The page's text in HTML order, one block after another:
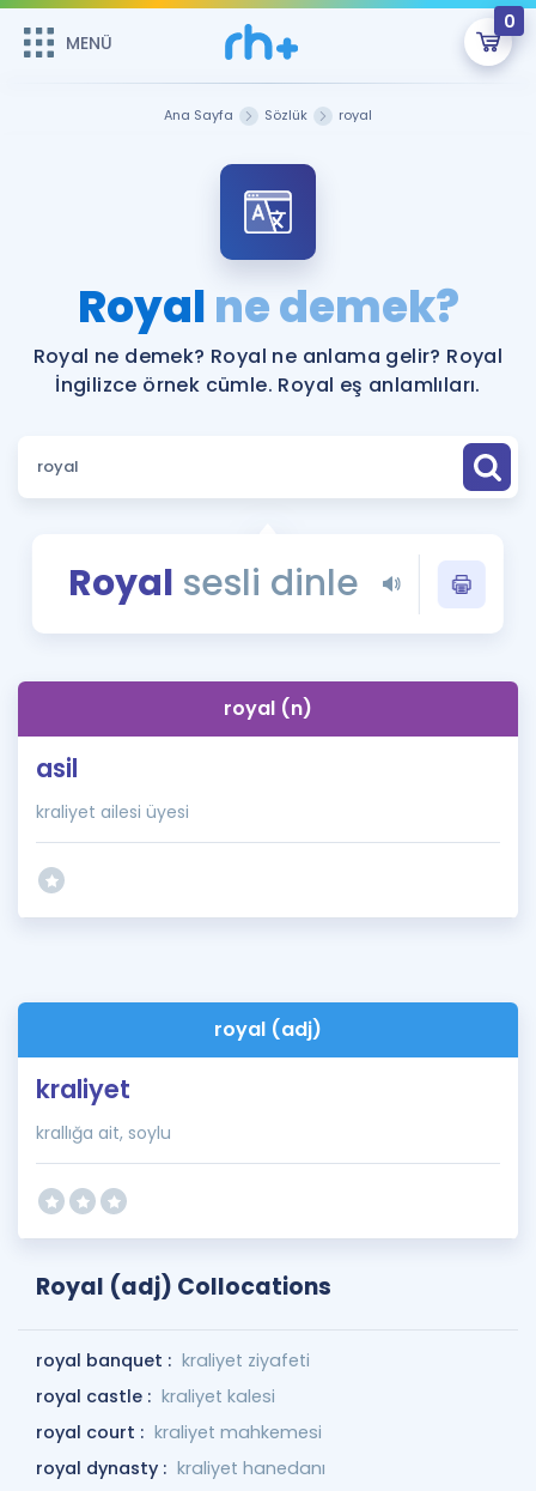
MENÜ
0
ÜYE DEĞİLİM
Sepetin Şu An Boş.
Remzi Hoca ile seni sınava hazırlayacak onlarca eğitim seni
bekliyor!
MENÜ
Katılımcı Görüşleri
Faydalı Araçlar
Sözlük
Rehberlik Aracı
Blog
İngilizce Gramer
Ana Sayfa Sözlük royal
Royalne demek?
Royal ne demek? Royal ne anlama gelir? Royal
İngilizce örnek cümle. Royal eş anlamlıları.
Royal sesli dinle
royal (n)
asil
kraliyet ailesi üyesi
royal (adj)
kraliyet
krallığa ait, soylu
Royal (adj) Collocations
royal banquet : kraliyet ziyafeti
royal castle : kraliyet kalesi
royal court : kraliyet mahkemesi
royal dynasty : kraliyet hanedanı